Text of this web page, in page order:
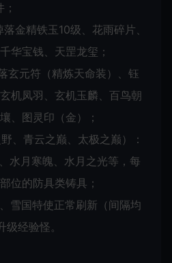
金精铁玉10级、花雨碎片、
华宝钱、天罡龙玺；
玄元符（精炼天命装）、钰
机凤羽、玄机玉麟、百鸟朝
、图灵印（金）；
、青云之巅、太极之巅）：
水月寒魄、水月之光等，每
位的防具类铸具；
雪国特使正常刷新（间隔均
经验怪。